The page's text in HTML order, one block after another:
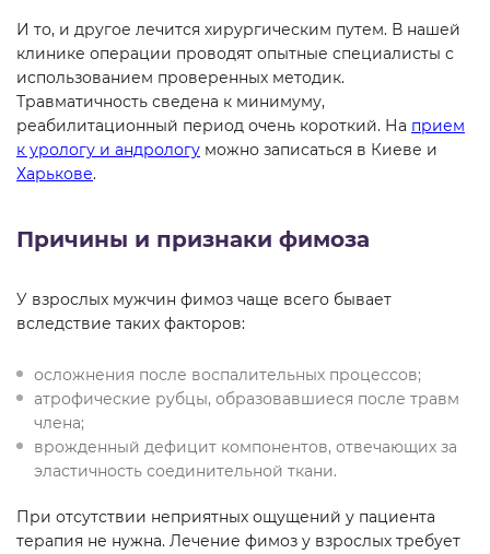
И то, и другое лечится хирургическим путем. В нашей
клинике операции проводят опытные специалисты с
использованием проверенных методик.
Травматичность сведена к минимуму,
реабилитационный период очень короткий. На прием
к урологу и андрологу можно записаться в Киеве и
Харькове.
Причины и признаки фимоза
У взрослых мужчин фимоз чаще всего бывает
вследствие таких факторов:
осложнения после воспалительных процессов;
атрофические рубцы, образовавшиеся после травм
члена;
врожденный дефицит компонентов, отвечающих за
эластичность соединительной ткани.
При отсутствии неприятных ощущений у пациента
терапия не нужна. Лечение фимоз у взрослых требует